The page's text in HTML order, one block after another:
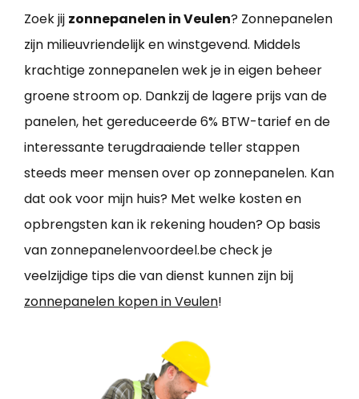
Zoek jij zonnepanelen in Veulen? Zonnepanelen
zijn milieuvriendelijk en winstgevend. Middels
krachtige zonnepanelen wek je in eigen beheer
groene stroom op. Dankzij de lagere prijs van de
panelen, het gereduceerde 6% BTW-tarief en de
interessante terugdraaiende teller stappen
steeds meer mensen over op zonnepanelen. Kan
dat ook voor mijn huis? Met welke kosten en
opbrengsten kan ik rekening houden? Op basis
van zonnepanelenvoordeel.be check je
veelzijdige tips die van dienst kunnen zijn bij
zonnepanelen kopen in Veulen!